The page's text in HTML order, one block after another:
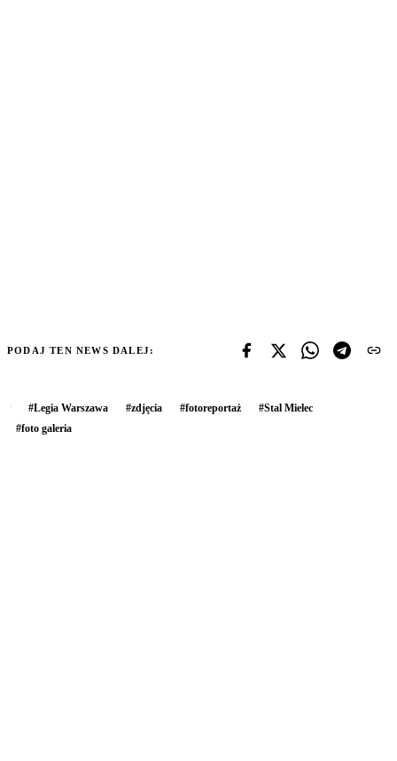
PODAJ TEN NEWS DALEJ:
#Legia Warszawa #zdjęcia #fotoreportaż #Stal Mielec
#foto galeria